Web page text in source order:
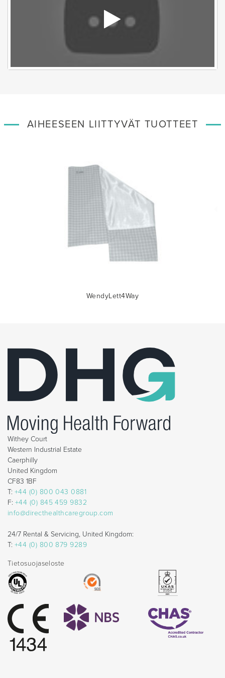
AIHEESEEN LIITTYVÄT TUOTTEET
WendyLett4Way
Withey Court
Western Industrial Estate
Caerphilly
United Kingdom
CF83 1BF
T: +44 (0) 800 043 0881
F: +44 (0) 845 459 9832
info@directhealthcaregroup.com
24/7 Rental & Servicing, United Kingdom:
T: +44 (0) 800 879 9289
Tietosuojaseloste